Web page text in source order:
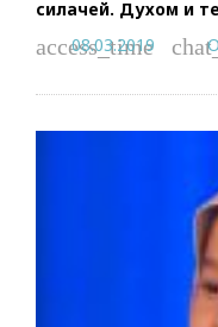
силачей. Духом и
access_time
08.03.2019